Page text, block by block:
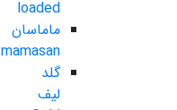
loaded
ماماسان
mamasan
گلد
لیف